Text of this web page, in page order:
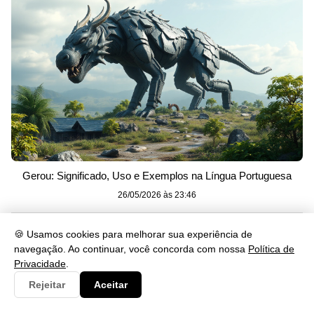
🍪 Usamos cookies para melhorar sua experiência de
navegação. Ao continuar, você concorda com nossa Política de
Privacidade
Rejeitar
Aceitar
Gerou: Significado, Uso e Exemplos na Língua Portuguesa
26/05/2026 às 23:46